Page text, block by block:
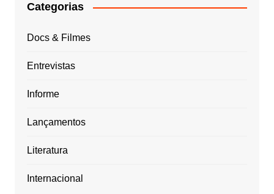
Categorias
Docs & Filmes
Entrevistas
Informe
Lançamentos
Literatura
Internacional